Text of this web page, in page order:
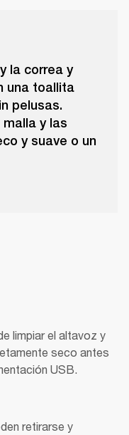
la correa y
una toallita
pelusas.
y las
y suave o un
limpiar el altavoz y
seco antes
USB.
retirarse y